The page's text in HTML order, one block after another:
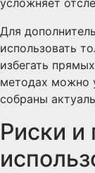
Для
использовать
избегать
методах можно
собраны
Риски и